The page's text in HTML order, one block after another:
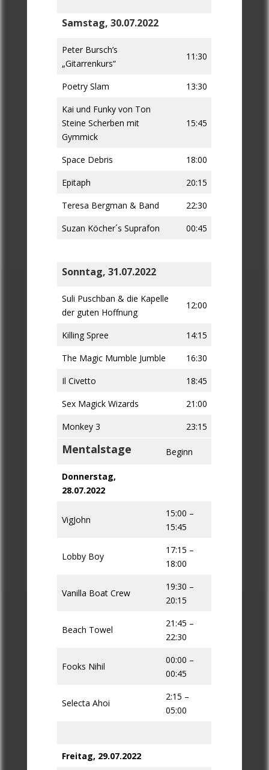
Samstag, 30.07.2022
Peter Bursch’s
„Gitarrenkurs“
11:30
Poetry Slam
13:30
Kai und Funky von Ton
Steine Scherben mit
Gymmick
15:45
Space Debris
18:00
Epitaph
20:15
Teresa Bergman & Band
22:30
Suzan Köcher´s Suprafon
00:45
Sonntag, 31.07.2022
Suli Puschban & die Kapelle
der guten Hoffnung
12:00
Killing Spree
14:15
The Magic Mumble Jumble
16:30
Il Civetto
18:45
Sex Magick Wizards
21:00
Monkey 3
23:15
Mentalstage Beginn
Donnerstag,
28.07.2022
VigJohn
15:00 –
15:45
Lobby Boy
17:15 –
18:00
Vanilla Boat Crew
19:30 –
20:15
Beach Towel
21:45 –
22:30
Fooks Nihil
00:00 –
00:45
Selecta Ahoi
2:15 –
05:00
Freitag, 29.07.2022